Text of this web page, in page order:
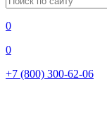
0
0
+7 (800) 300-62-06